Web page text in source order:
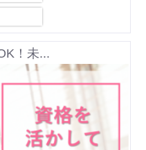
！未...